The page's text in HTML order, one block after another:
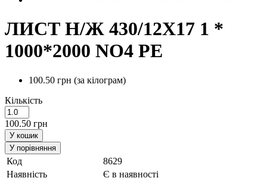
ЛИСТ Н/Ж 430/12Х17 1 *
1000*2000 NO4 PE
100.50 грн (за кілограм)
Кількість
100.50 грн
У кошик
У порівняння
Код
8629
Наявність
Є в наявності